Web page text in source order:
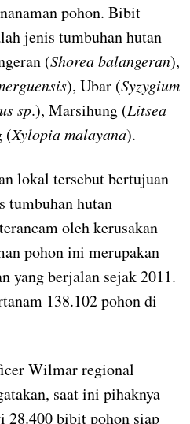
pohon. Bibit
jenis tumbuhan hutan
(Shorea balangeran),
), Ubar (Syzygium
sp.), Marsihung (Litsea
(Xylopia malayana).
lokal tersebut bertujuan
tumbuhan hutan
oleh kerusakan
pohon ini merupakan
yang berjalan sejak 2011.
138.102 pohon di
Wilmar regional
saat ini pihaknya
bibit pohon siap